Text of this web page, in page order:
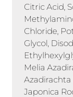
Citric Acid,
Chloride,
Glycol,
Melia
Azadirachta
Japonica